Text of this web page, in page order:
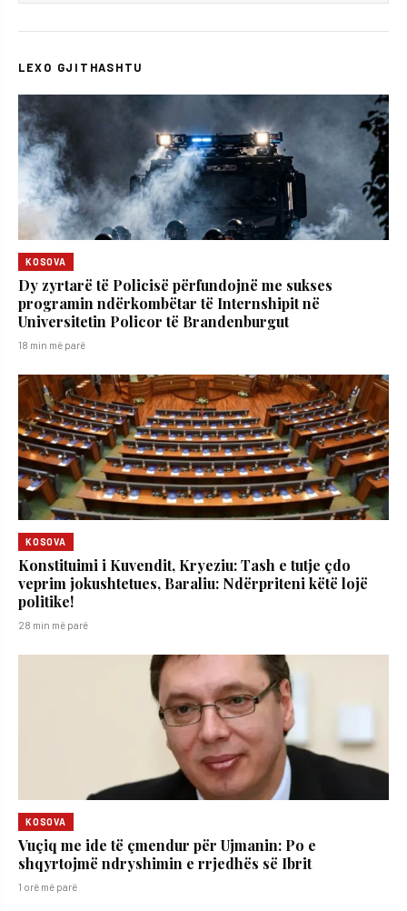
LEXO GJITHASHTU
KOSOVA
Dy zyrtarë të Policisë përfundojnë me sukses
programin ndërkombëtar të Internshipit në
Universitetin Policor të Brandenburgut
18 min më parë
KOSOVA
​Konstituimi i Kuvendit, Kryeziu: Tash e tutje çdo
veprim jokushtetues, Baraliu: Ndërpriteni këtë lojë
politike!
28 min më parë
KOSOVA
​Vuçiq me ide të çmendur për Ujmanin: Po e
shqyrtojmë ndryshimin e rrjedhës së Ibrit
1 orë më parë